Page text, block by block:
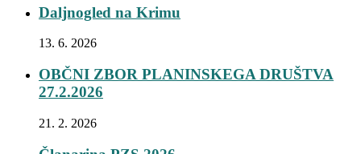
Daljnogled na Krimu
13. 6. 2026
OBČNI ZBOR PLANINSKEGA DRUŠTVA
27.2.2026
21. 2. 2026